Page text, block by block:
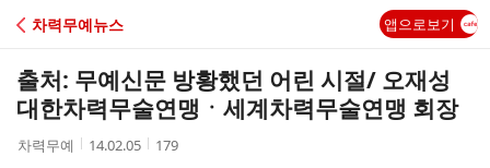
C
A
차력무예뉴스 앱으로보기
출처: 무예신문 방황했던 어린 시절/ 오재성
대한차력무술연맹ㆍ세계차력무술연맹 회장
작
차력무예
작
14.02.05
조
179